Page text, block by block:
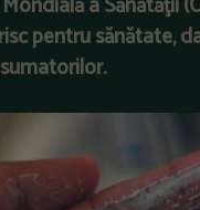
pentru